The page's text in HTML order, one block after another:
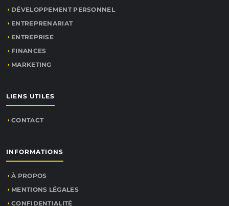
DÉVELOPPEMENT PERSONNEL
ENTREPRENARIAT
ENTREPRISE
FINANCES
MARKETING
LIENS UTILES
CONTACT
INFORMATIONS
À PROPOS
MENTIONS LÉGALES
CONFIDENTIALITÉ